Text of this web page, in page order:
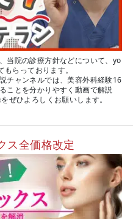
当院の診療方針などについて、yo
らっております。
チャンネルでは、美容外科経験16
ことを分かりやすく動画で解説
ぜひよろしくお願いします。
ス全価格改定